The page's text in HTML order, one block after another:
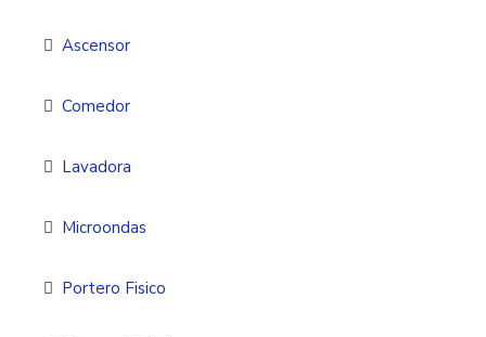
Ascensor
Comedor
Lavadora
Microondas
Portero Fisico